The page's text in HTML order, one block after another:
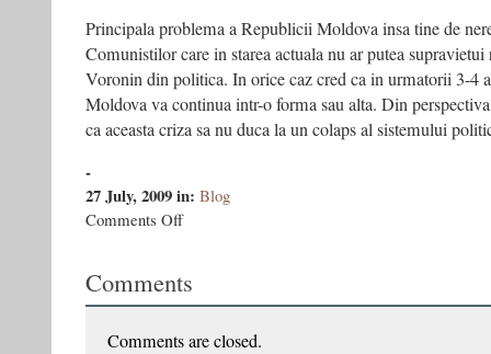
Principala problema a Republicii Moldova insa tine de
Comunistilor care in starea actuala nu ar putea
Voronin din politica. In orice caz cred ca in urmatorii 3-4
Moldova va continua intr-o forma sau alta. Din
ca aceasta criza sa nu duca la un colaps al sistemului
-
27 July, 2009in: Blog
Comments Offon
ghid
utilizare
Comments
Comments are closed.